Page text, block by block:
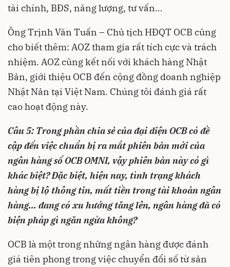
tài chính, BĐS, năng lượng, tư vấn…
Ông Trịnh Văn Tuấn – Chủ tịch HĐQT OCB cũng
cho biết thêm: AOZ tham gia rất tích cực và trách
nhiệm. AOZ cũng kết nối với khách hàng Nhật
Bản, giới thiệu OCB đến cộng đồng doanh nghiệp
Nhật Nản tại Việt Nam. Chúng tôi đánh giá rất
cao hoạt động này.
Câu 5: Trong phần chia sẻ của đại diện OCB có đề
cập đến việc chuẩn bị ra mắt phiên bản mới của
ngân hàng số OCB OMNI, vậy phiên bản này có gì
khác biệt? Đặc biệt, hiện nay, tình trạng khách
hàng bị lộ thông tin, mất tiền trong tài khoản ngân
hàng... đang có xu hướng tăng lên, ngân hàng đã có
biện pháp gì ngăn ngừa không?
OCB là một trong những ngân hàng được đánh
giá tiên phong trong việc chuyển đổi số từ sản